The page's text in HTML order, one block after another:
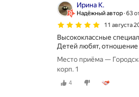
Ирина К.
Надёжный автор 63
11 августа
Высококлассные
Детей любят,
Место приёма —
корп. 1
4